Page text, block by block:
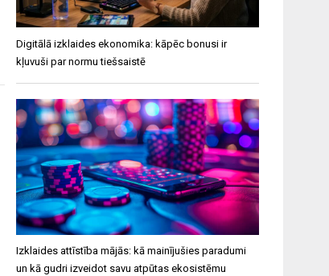
Digitālā izklaides ekonomika: kāpēc bonusi ir
kļuvuši par normu tiešsaistē
Izklaides attīstība mājās: kā mainījušies paradumi
un kā gudri izveidot savu atpūtas ekosistēmu